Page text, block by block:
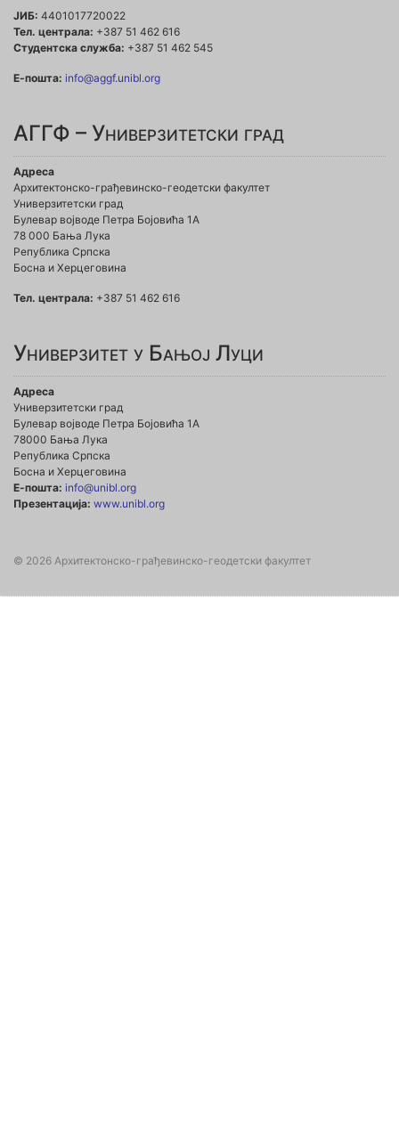
ЈИБ: 4401017720022
Тел. централа: +387 51 462 616
Студентска служба: +387 51 462 545
Е-пошта: info@aggf.unibl.org
АГГФ – Универзитетски град
Адреса
Архитектонско-грађевинско-геодетски факултет
Универзитетски град
Булевар војводе Петра Бојовића 1A
78 000 Бања Лука
Република Српска
Босна и Херцеговина
Тел. централа: +387 51 462 616
Универзитет у Бањој Луци
Адреса
Универзитетски град
Булевар војводе Петра Бојовића 1А
78000 Бања Лука
Република Српска
Босна и Херцеговина
Е-пошта: info@unibl.org
Презентација: www.unibl.org
© 2026 Архитектонско-грађевинско-геодетски факултет